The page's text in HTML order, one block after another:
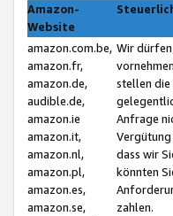
Amazon-
Website
amazon.com.be,
amazon.fr,
amazon.de,
audible.de,
amazon.ie
amazon.it,
amazon.nl,
amazon.pl,
amazon.es,
amazon.se,
Wir
stellen die
Anfrage
dass wir
könnten
zahlen.